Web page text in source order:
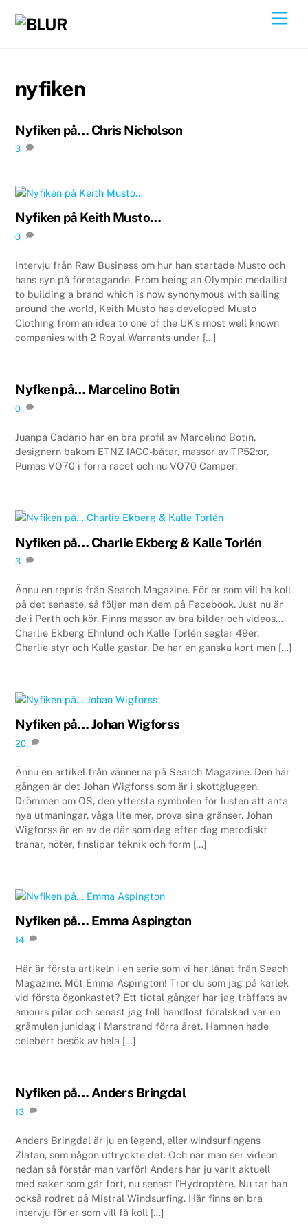
nyfiken
Nyfiken på… Chris Nicholson
3
Nyfiken på Keith Musto…
0
Intervju från Raw Business om hur han startade Musto och
hans syn på företagande. From being an Olympic medallist
to building a brand which is now synonymous with sailing
around the world, Keith Musto has developed Musto
Clothing from an idea to one of the UK’s most well known
companies with 2 Royal Warrants under […]
Nyfken på… Marcelino Botin
0
Juanpa Cadario har en bra profil av Marcelino Botin,
designern bakom ETNZ IACC-båtar, massor av TP52:or,
Pumas VO70 i förra racet och nu VO70 Camper.
Nyfiken på… Charlie Ekberg & Kalle Torlén
3
Ännu en repris från Search Magazine. För er som vill ha koll
på det senaste, så följer man dem på Facebook. Just nu är
de i Perth och kör. Finns massor av bra bilder och videos…
Charlie Ekberg Ehnlund och Kalle Torlén seglar 49er,
Charlie styr och Kalle gastar. De har en ganska kort men […]
Nyfiken på… Johan Wigforss
20
Ännu en artikel från vännerna på Search Magazine. Den här
gången är det Johan Wigforss som är i skottgluggen.
Drömmen om OS, den yttersta symbolen för lusten att anta
nya utmaningar, våga lite mer, prova sina gränser. Johan
Wigforss är en av de där som dag efter dag metodiskt
tränar, nöter, finslipar teknik och form […]
Nyfiken på… Emma Aspington
14
Här är första artikeln i en serie som vi har lånat från Seach
Magazine. Möt Emma Aspington! Tror du som jag på kärlek
vid första ögonkastet? Ett tiotal gånger har jag träffats av
amours pilar och senast jag föll handlöst förälskad var en
gråmulen junidag i Marstrand förra året. Hamnen hade
celebert besök av hela […]
Nyfiken på… Anders Bringdal
13
Anders Bringdal är ju en legend, eller windsurfingens
Zlatan, som någon uttryckte det. Och när man ser videon
nedan så förstår man varför! Anders har ju varit aktuell
med saker som går fort, nu senast l’Hydroptère. Nu tar han
också rodret på Mistral Windsurfing. Här finns en bra
intervju för er som vill få koll […]